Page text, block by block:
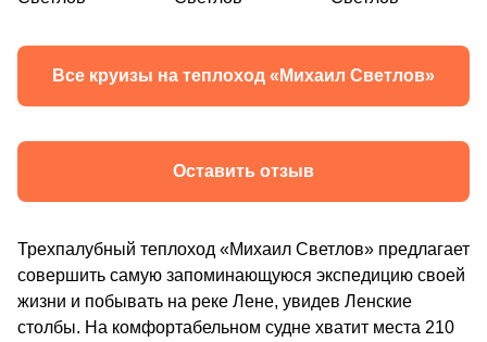
Все круизы на теплоход «Михаил Светлов»
Оставить отзыв
Трехпалубный теплоход «Михаил Светлов» предлагает
совершить самую запоминающуюся экспедицию своей
жизни и побывать на реке Лене, увидев Ленские
столбы. На комфортабельном судне хватит места 210